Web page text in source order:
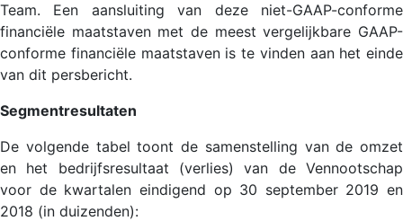
Team. Een aansluiting van deze niet-GAAP-conforme
financiële maatstaven met de meest vergelijkbare GAAP-
conforme financiële maatstaven is te vinden aan het einde
van dit persbericht.
Segmentresultaten
De volgende tabel toont de samenstelling van de omzet
en het bedrijfsresultaat (verlies) van de Vennootschap
voor de kwartalen eindigend op 30 september 2019 en
2018 (in duizenden):